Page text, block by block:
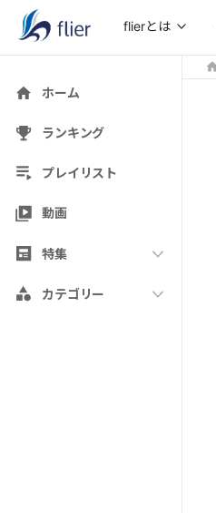
flierとは
ホーム
ランキング
プレイリスト
動画
特集
カテゴリー